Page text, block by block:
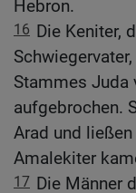
Hebron.
16 Die Keniter,
Stammes Juda
aufgebrochen.
Arad und
Amalekiter
17 Die Männer